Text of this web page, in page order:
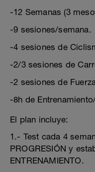
-12 Semanas (3
-9 sesiones/semana.
-4 sesiones de
-2/3 sesiones de
-2 sesiones de
-8h de
El plan incluye:
1.- Test cada 4
PROGRESIÓN y
ENTRENAMIENTO.